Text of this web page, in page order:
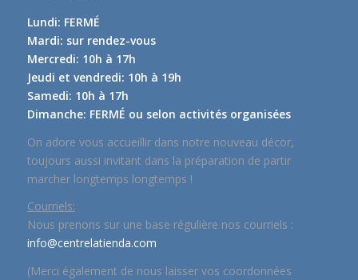
Lundi: FERMÉ
Mardi: sur rendez-vous
Mercredi: 10h à 17h
Jeudi et vendredi: 10h à 19h
Samedi: 10h à 17h
Dimanche: FERMÉ ou selon activités organisées
On adore vous accueillir dans notre nouveau décor,
toujours aussi invitant dans la préparation de partir
marcher longtemps longtemps !
Courriels:
Nous prenons sur une base régulière nos courriels :
info@centrelatienda.com
(Merci également de nous laisser vos coordonnées